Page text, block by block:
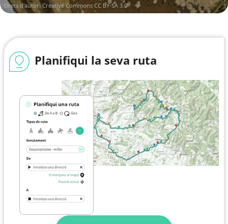
Drets d'autor:Creative Commons CC BY-SA 3.0
Planifiqui la seva ruta